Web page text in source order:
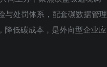
与处罚体系，配套碳数据管理
降低碳成本，是外向型企业应